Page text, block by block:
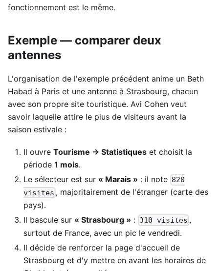
fonctionnement est le même.
Exemple — comparer deux
antennes
L'organisation de l'exemple précédent anime un Beth
Habad à Paris et une antenne à Strasbourg, chacun
avec son propre site touristique. Avi Cohen veut
savoir laquelle attire le plus de visiteurs avant la
saison estivale :
Il ouvre Tourisme → Statistiques et choisit la
période 1 mois.
Le sélecteur est sur « Marais » : il note 820
visites , majoritairement de l'étranger (carte des
pays).
Il bascule sur « Strasbourg » : 310 visites ,
surtout de France, avec un pic le vendredi.
Il décide de renforcer la page d'accueil de
Strasbourg et d'y mettre en avant les horaires de